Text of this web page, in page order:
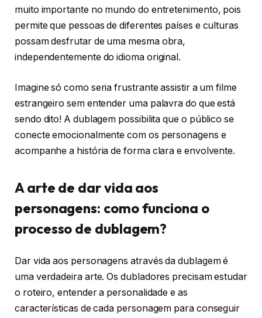
muito importante no mundo do entretenimento, pois
permite que pessoas de diferentes países e culturas
possam desfrutar de uma mesma obra,
independentemente do idioma original.
Imagine só como seria frustrante assistir a um filme
estrangeiro sem entender uma palavra do que está
sendo dito! A dublagem possibilita que o público se
conecte emocionalmente com os personagens e
acompanhe a história de forma clara e envolvente.
A arte de dar vida aos
personagens: como funciona o
processo de dublagem?
Dar vida aos personagens através da dublagem é
uma verdadeira arte. Os dubladores precisam estudar
o roteiro, entender a personalidade e as
características de cada personagem para conseguir